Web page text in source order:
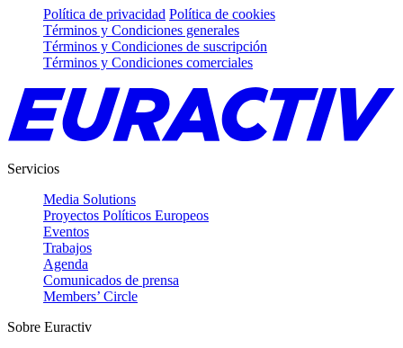
Política de privacidad Política de cookies
Términos y Condiciones generales
Términos y Condiciones de suscripción
Términos y Condiciones comerciales
Servicios
Media Solutions
Proyectos Políticos Europeos
Eventos
Trabajos
Agenda
Comunicados de prensa
Members’ Circle
Sobre Euractiv